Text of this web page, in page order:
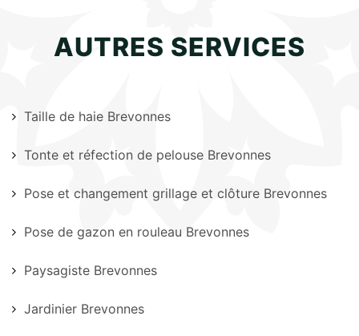
AUTRES SERVICES
Taille de haie Brevonnes
Tonte et réfection de pelouse Brevonnes
Pose et changement grillage et clôture Brevonnes
Pose de gazon en rouleau Brevonnes
Paysagiste Brevonnes
Jardinier Brevonnes